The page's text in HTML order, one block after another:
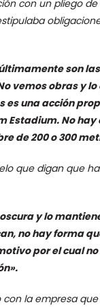
con un pliego
son
vemos obras y
es una acción
Estadium. No hay
de 200 o 300
que digan que
y lo
no hay forma
por el cual
con la empresa